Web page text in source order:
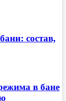
состав,
в бане